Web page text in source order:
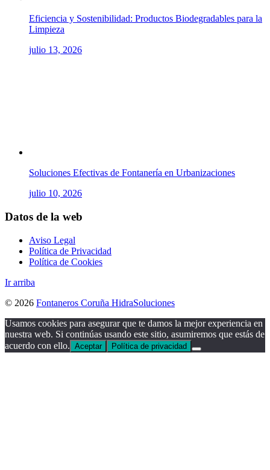
Eficiencia y Sostenibilidad: Productos Biodegradables para la
Limpieza
julio 13, 2026
Soluciones Efectivas de Fontanería en Urbanizaciones
julio 10, 2026
Datos de la web
Aviso Legal
Política de Privacidad
Política de Cookies
Ir arriba
© 2026 Fontaneros Coruña HidraSoluciones
Usamos cookies para asegurar que te damos la mejor experiencia en
nuestra web. Si continúas usando este sitio, asumiremos que estás de
acuerdo con ello. Aceptar Política de privacidad